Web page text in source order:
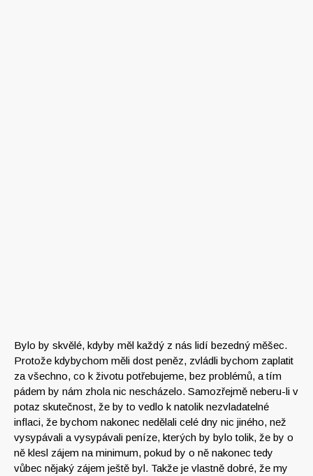
Bylo by skvělé, kdyby měl každý z nás lidí bezedný měšec.
Protože kdybychom měli dost peněz, zvládli bychom zaplatit
za všechno, co k životu potřebujeme, bez problémů, a tím
pádem by nám zhola nic nescházelo. Samozřejmě neberu-li v
potaz skutečnost, že by to vedlo k natolik nezvladatelné
inflaci, že bychom nakonec nedělali celé dny nic jiného, než
vysypávali a vysypávali peníze, kterých by bylo tolik, že by o
ně klesl zájem na minimum, pokud by o ně nakonec tedy
vůbec nějaký zájem ještě byl. Takže je vlastně dobré, že my